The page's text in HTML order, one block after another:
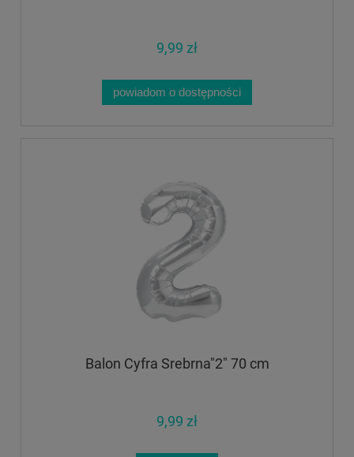
9,99 zł
powiadom o dostępności
Balon Cyfra Srebrna"2" 70 cm
9,99 zł